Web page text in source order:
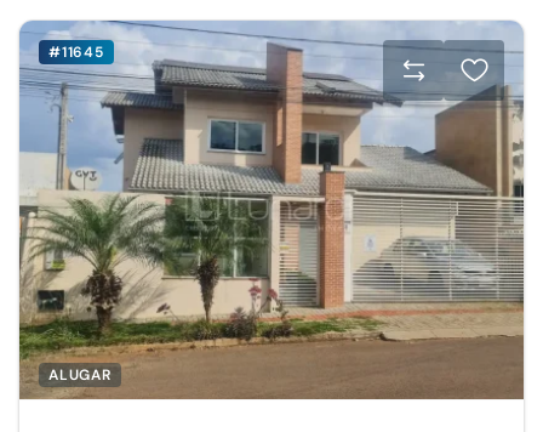
#11645
ALUGAR